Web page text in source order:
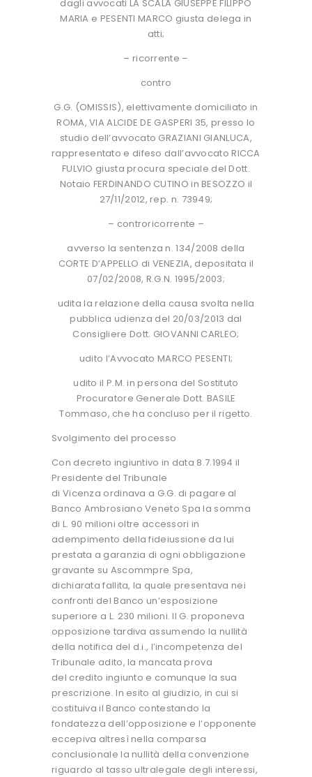
dagli avvocati LA SCALA GIUSEPPE FILIPPO
MARIA e PESENTI MARCO giusta delega in
atti;
– ricorrente –
contro
G.G. (OMISSIS), elettivamente domiciliato in
ROMA, VIA ALCIDE DE GASPERI 35, presso lo
studio dell’avvocato GRAZIANI GIANLUCA,
rappresentato e difeso dall’avvocato RICCA
FULVIO giusta procura speciale del Dott.
Notaio FERDINANDO CUTINO in BESOZZO il
27/11/2012, rep. n. 73949;
– controricorrente –
avverso la sentenza n. 134/2008 della
CORTE D’APPELLO di VENEZIA, depositata il
07/02/2008, R.G.N. 1995/2003;
udita la relazione della causa svolta nella
pubblica udienza del 20/03/2013 dal
Consigliere Dott. GIOVANNI CARLEO;
udito l’Avvocato MARCO PESENTI;
udito il P.M. in persona del Sostituto
Procuratore Generale Dott. BASILE
Tommaso, che ha concluso per il rigetto.
Svolgimento del processo
Con decreto ingiuntivo in data 8.7.1994 il
Presidente del Tribunale
di Vicenza ordinava a G.G. di pagare al
Banco Ambrosiano Veneto Spa la somma
di L. 90 milioni oltre accessori in
adempimento della fideiussione da lui
prestata a garanzia di ogni obbligazione
gravante su Ascommpre Spa,
dichiarata fallita, la quale presentava nei
confronti del Banco un’esposizione
superiore a L. 230 milioni. Il G. proponeva
opposizione tardiva assumendo la nullità
della notifica del d.i., l’incompetenza del
Tribunale adito, la mancata prova
del credito ingiunto e comunque la sua
prescrizione. In esito al giudizio, in cui si
costituiva il Banco contestando la
fondatezza dell’opposizione e l’opponente
eccepiva altresì nella comparsa
conclusionale la nullità della convenzione
riguardo al tasso ultralegale degli interessi,